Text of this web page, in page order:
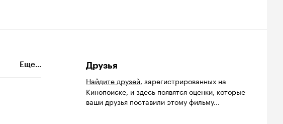
Еще...
Друзья
Найдите друзей, зарегистрированных на
Кинопоиске, и здесь появятся оценки, которые
ваши друзья поставили этому фильму...